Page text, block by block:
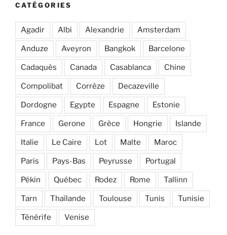
CATÉGORIES
Agadir Albi Alexandrie Amsterdam
Anduze Aveyron Bangkok Barcelone
Cadaquès Canada Casablanca Chine
Compolibat Corrèze Decazeville
Dordogne Egypte Espagne Estonie
France Gerone Grèce Hongrie Islande
Italie Le Caire Lot Malte Maroc
Paris Pays-Bas Peyrusse Portugal
Pékin Québec Rodez Rome Tallinn
Tarn Thaïlande Toulouse Tunis Tunisie
Ténérife Venise